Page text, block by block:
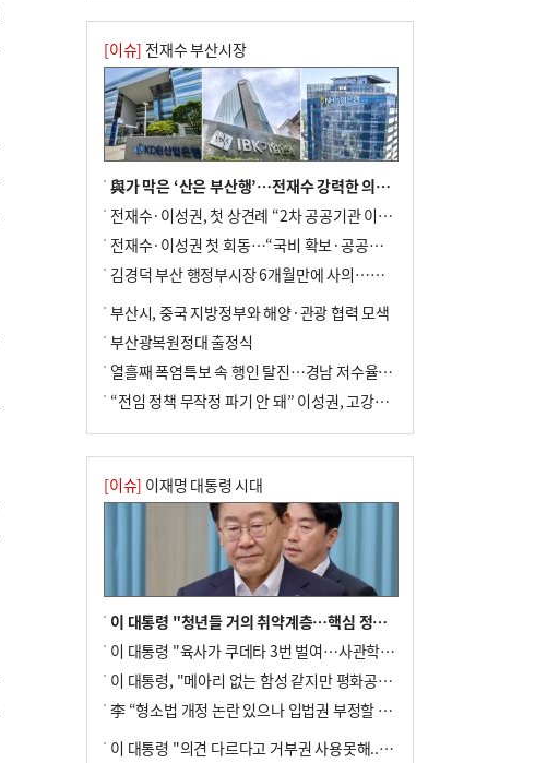
10 서울 중랑구서 흉기 난동…60대 남성 2명
사망
[이슈] 전재수 부산시장
與가 막은 ‘산은 부산행’…전재수 강력한 의지 표명 없인 공염불
전재수·이성권, 첫 상견례 “2차 공공기관 이전 초당 협력”(종합)
전재수·이성권 첫 회동…“국비 확보·공공기관 이전 협력”
김경덕 부산 행정부시장 6개월만에 사의…후임 인선 촉각
부산시, 중국 지방정부와 해양·관광 협력 모색
부산광복원정대 출정식
열흘째 폭염특보 속 행인 탈진…경남 저수율 평년의 절반
“전임 정책 무작정 파기 안 돼” 이성권, 고강도 ‘전재수 견제’ 예고
[이슈] 이재명 대통령 시대
이 대통령 "청년들 거의 취약계층…핵심 정책 재편""
이 대통령 "육사가 쿠데타 3번 벌여…사관학교 통합 신속히 추진"
이 대통령, "메아리 없는 함성 같지만 평화공존책 계속해야"
李 “형소법 개정 논란 있으나 입법권 부정할 만큼은 아냐”(종합)
이 대통령 "의견 다르다고 거부권 사용못해.. 입법권 부정할 상황이라 보기 어려워"